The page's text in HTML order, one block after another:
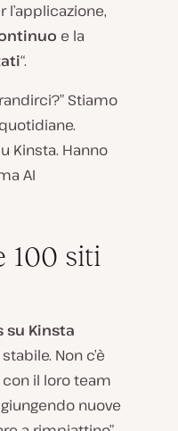
e la
“.
Stiamo
Kinsta. Hanno
AI
100 siti
Kinsta
Non c’è
il loro team
nuove